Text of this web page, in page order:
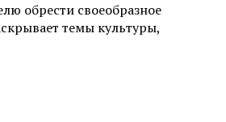
обрести своеобразное
темы культуры,